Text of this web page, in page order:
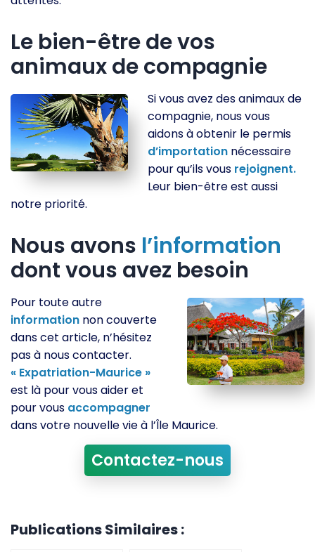
Le bien-être de vos
animaux de compagnie
Si vous avez des animaux de
compagnie, nous vous
aidons à obtenir le permis
d’importation nécessaire
pour qu’ils vous rejoignent.
Leur bien-être est aussi
notre priorité.
Nous avons l’information
dont vous avez besoin
Pour toute autre
information non couverte
dans cet article, n’hésitez
pas à nous contacter.
« Expatriation-Maurice »
est là pour vous aider et
pour vous accompagner
dans votre nouvelle vie à l’Île Maurice.
Contactez-nous
Publications Similaires :